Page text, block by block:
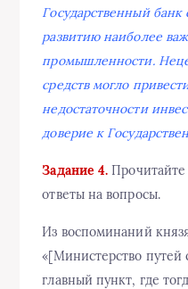
Государственный банк
развитию наиболее
промышленности.
средств могло
недостаточности
доверие к
Задание 4.
ответы на вопросы.
Из воспоминаний
«[Министерство путей
главный пункт, где